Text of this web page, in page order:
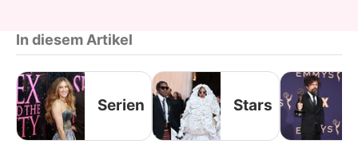
In diesem Artikel
Serien Stars